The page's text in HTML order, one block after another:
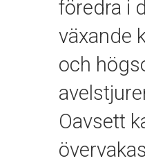
föredra i
växande
och
Oavsett